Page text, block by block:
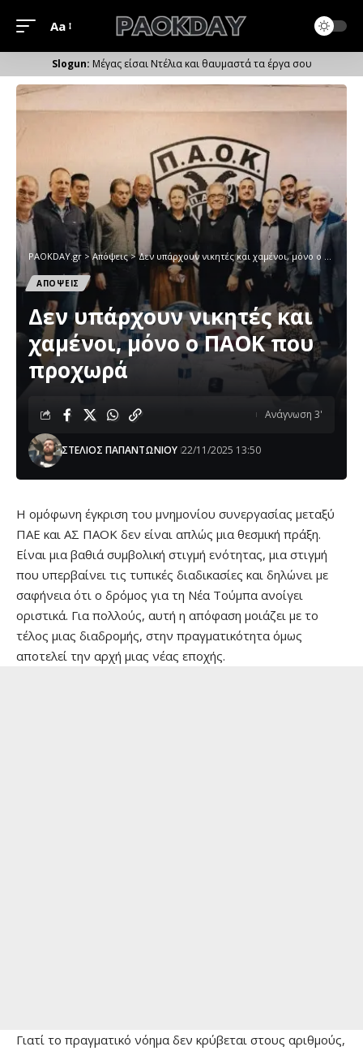
Μέγεθος
Γραμματοσειράς
Aa
Μέγας είσαι Ντέλια και θαυμαστά τα έργα σου
PAOKDAY.gr >Απόψεις>Δεν υπάρχουν νικητές και χαμένοι, μόνο ο ΠΑΟΚ που προχωρά
ΑΠΟΨΕΙΣ
Δεν υπάρχουν νικητές και
χαμένοι, μόνο ο ΠΑΟΚ που
προχωρά
ΣΤΕΛΙΟΣ ΠΑΠΑΝΤΩΝΙΟΥ 22/11/2025 13:50
Ανάγνωση 3'
Η ομόφωνη έγκριση του μνημονίου συνεργασίας μεταξύ
ΠΑΕ και ΑΣ ΠΑΟΚ δεν είναι απλώς μια θεσμική πράξη.
Είναι μια βαθιά συμβολική στιγμή ενότητας, μια στιγμή
που υπερβαίνει τις τυπικές διαδικασίες και δηλώνει με
σαφήνεια ότι ο δρόμος για τη Νέα Τούμπα ανοίγει
οριστικά. Για πολλούς, αυτή η απόφαση μοιάζει με το
τέλος μιας διαδρομής, στην πραγματικότητα όμως
αποτελεί την αρχή μιας νέας εποχής.
Γιατί το πραγματικό νόημα δεν κρύβεται στους αριθμούς,